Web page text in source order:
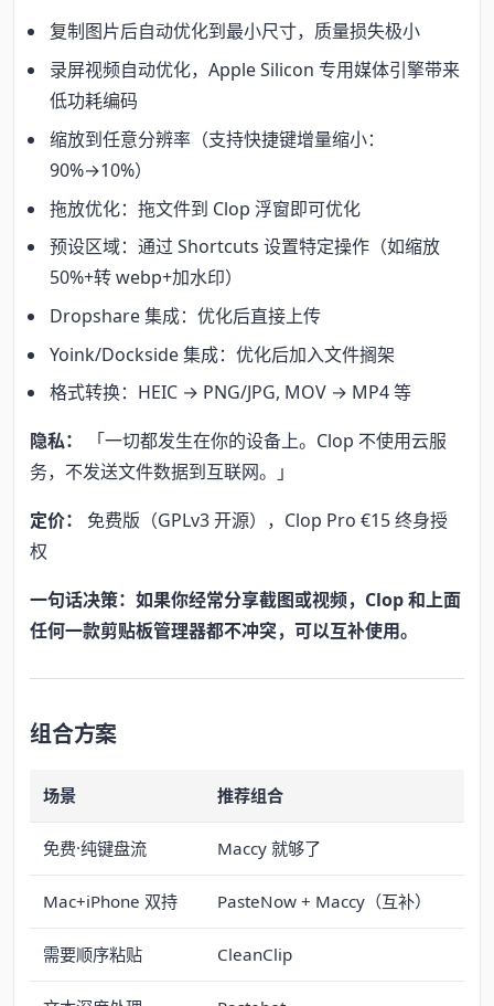
复制图片后自动优化到最小尺寸，质量损失极小
录屏视频自动优化，Apple Silicon 专用媒体引擎带来
低功耗编码
缩放到任意分辨率（支持快捷键增量缩小：
90%→10%）
拖放优化：拖文件到 Clop 浮窗即可优化
预设区域：通过 Shortcuts 设置特定操作（如缩放
50%+转 webp+加水印）
Dropshare 集成：优化后直接上传
Yoink/Dockside 集成：优化后加入文件搁架
格式转换：HEIC → PNG/JPG, MOV → MP4 等
隐私：
「一切都发生在你的设备上。Clop 不使用云服
务，不发送文件数据到互联网。」
定价：
免费版（GPLv3 开源），Clop Pro €15 终身授
权
一句话决策：如果你经常分享截图或视频，Clop 和上面
任何一款剪贴板管理器都不冲突，可以互补使用。
组合方案
场景 推荐组合
免费·纯键盘流 Maccy 就够了
Mac+iPhone 双持 PasteNow + Maccy（互补）
需要顺序粘贴 CleanClip